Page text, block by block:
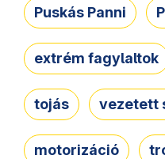
Puskás Panni
extrém fagylaltok
tojás vezetett
motorizáció